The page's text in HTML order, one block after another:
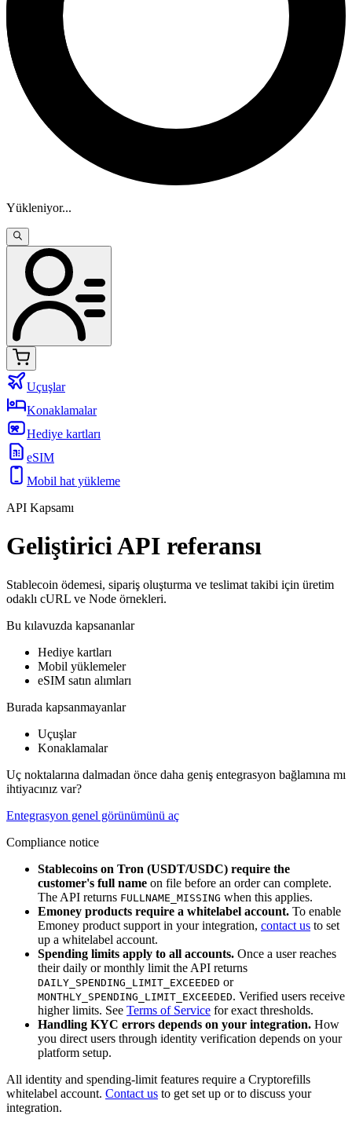
Yükleniyor...
Uçuşlar
Konaklamalar
Hediye kartları
eSIM
Mobil hat yükleme
API Kapsamı
Geliştirici API referansı
Stablecoin ödemesi, sipariş oluşturma ve teslimat takibi için üretim
odaklı cURL ve Node örnekleri.
Bu kılavuzda kapsananlar
Hediye kartları
Mobil yüklemeler
eSIM satın alımları
Burada kapsanmayanlar
Uçuşlar
Konaklamalar
Uç noktalarına dalmadan önce daha geniş entegrasyon bağlamına mı
ihtiyacınız var?
Entegrasyon genel görünümünü aç
Compliance notice
Stablecoins on Tron (USDT/USDC) require the
customer's full name on file before an order can complete.
The API returns FULLNAME_MISSING when this applies.
Emoney products require a whitelabel account. To enable
Emoney product support in your integration, contact us to set
up a whitelabel account.
Spending limits apply to all accounts. Once a user reaches
their daily or monthly limit the API returns
DAILY_SPENDING_LIMIT_EXCEEDED or
MONTHLY_SPENDING_LIMIT_EXCEEDED. Verified users receive
higher limits. See Terms of Service for exact thresholds.
Handling KYC errors depends on your integration. How
you direct users through identity verification depends on your
platform setup.
All identity and spending-limit features require a Cryptorefills
whitelabel account. Contact us to get set up or to discuss your
integration.